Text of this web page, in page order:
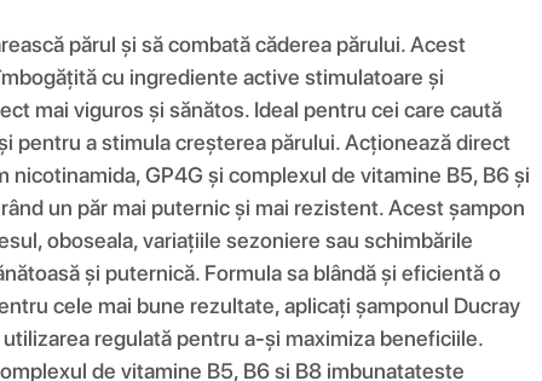
părul și să combată căderea părului. Acest
cu ingrediente active stimulatoare și
mai viguros și sănătos. Ideal pentru cei care caută
pentru a stimula creșterea părului. Acționează direct
GP4G și complexul de vitamine B5, B6 și
un păr mai puternic și mai rezistent. Acest șampon
oboseala, variațiile sezoniere sau schimbările
și puternică. Formula sa blândă și eficientă o
cele mai bune rezultate, aplicați șamponul Ducray
regulată pentru a-și maximiza beneficiile.
de vitamine B5, B6 si B8 imbunatateste